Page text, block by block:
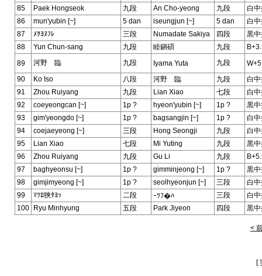
85
Paek Hongseok 九段 An Cho-yeong 九段
白
86
mun'yubin [~] 5 dan iseungjun [~] 5 dan
白
87
ﾒｦﾖﾇﾌﾚ 三段 Numadate Sakiya 四段
黒
88
Yun Chun-sang 九段 睦鎭碩 九段
89
河野 臨 九段 Iyama Yuta 九段
90
Ko Iso 八段 河野 臨 九段
白
91
Zhou Ruiyang 九段 Lian Xiao 七段
白
92
coeyeongcan [~] 1p ? hyeon'yubin [~] 1p ?
黒
93
gim'yeongdo [~] 1p ? bagsangjin [~] 1p ?
白
94
coejaeyeong [~] 三段 Hong Seongji 九段
白
95
Lian Xiao 七段 Mi Yuting 九段
黒
96
Zhou Ruiyang 九段 Gu Li 九段
97
baghyeonsu [~] 1p ? gimminjeong [~] 1p ?
黒
98
gimjimyeong [~] 1p ? seolhyeonjun [~] 三段
白
99
ﾏﾂﾛ狹ﾀﾖｯ 二段 ｰﾂﾌ�ﾊ 三段
白
100
Ryu Minhyung 五段 Park Jiyeon 四段 黒
<
[